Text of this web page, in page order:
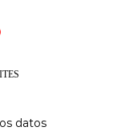
datos